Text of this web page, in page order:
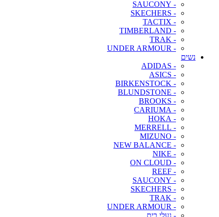
- SAUCONY
- SKECHERS
- TACTIX
- TIMBERLAND
- TRAK
- UNDER ARMOUR
נשים
- ADIDAS
- ASICS
- BIRKENSTOCK
- BLUNDSTONE
- BROOKS
- CARIUMA
- HOKA
- MERRELL
- MIZUNO
- NEW BALANCE
- NIKE
- ON CLOUD
- REEF
- SAUCONY
- SKECHERS
- TRAK
- UNDER ARMOUR
- נעלי בית